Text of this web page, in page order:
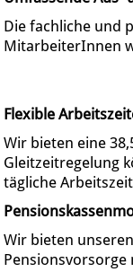
Die fachliche und
MitarbeiterInnen
Flexible
Wir bieten eine
Gleitzeitregelung
tägliche
Wir bieten
Pensionsvorsorge